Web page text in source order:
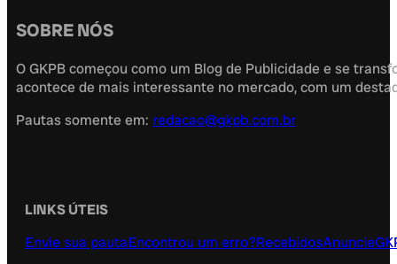
SOBRE NÓS
O GKPB começou como um Blog de Publicidade e se
acontece de mais interessante no mercado, com um
Pautas somente em: redacao@gkpb.com.br
LINKS ÚTEIS
Envie sua pautaEncontrou um erro?RecebidosAnuncie